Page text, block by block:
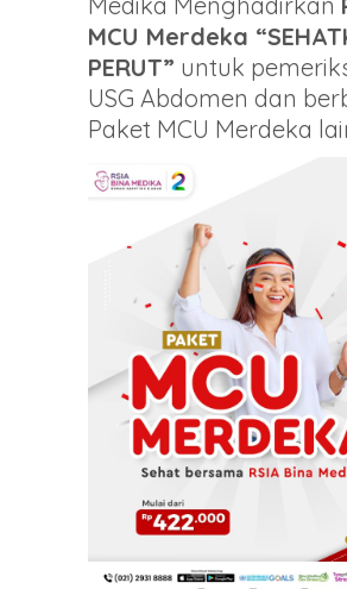
MCU Merdeka
PERUT” untuk
USG Abdomen dan
Paket MCU Merdeka